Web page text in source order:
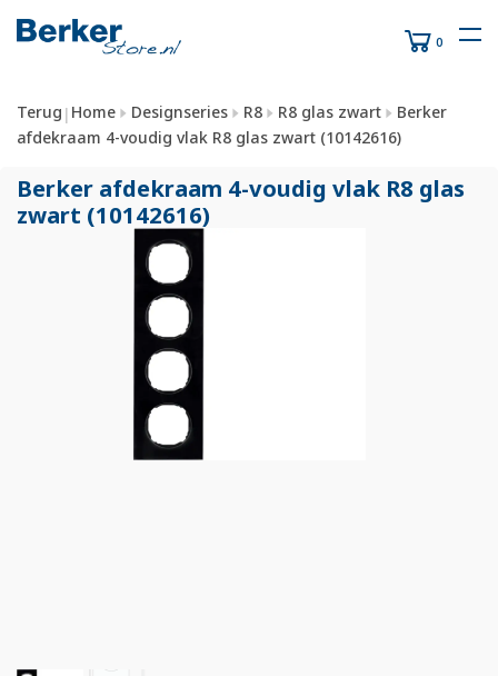
0
Terug | Home Designseries R8 R8 glas zwart
Berker
afdekraam 4-voudig vlak R8 glas zwart (10142616)
Berker afdekraam 4-voudig vlak R8 glas
zwart (10142616)